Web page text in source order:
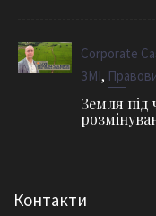
Corporate
ЗМІ,
Земля під
Контакти